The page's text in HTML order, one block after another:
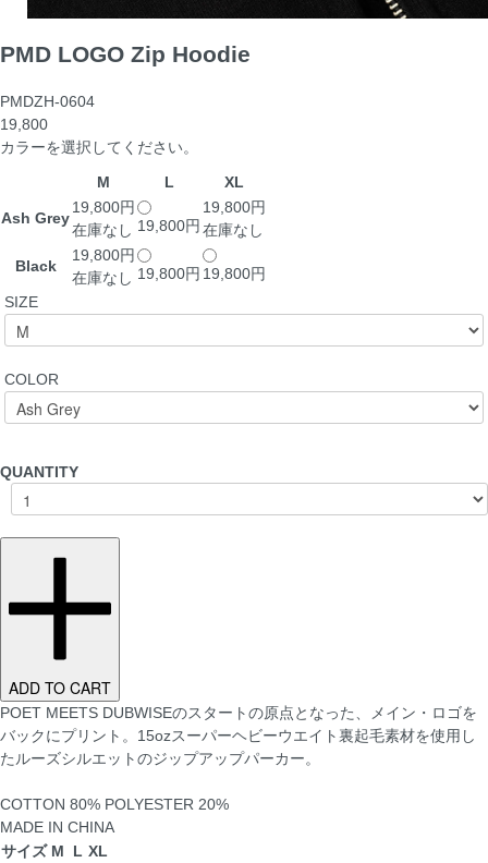
PMD LOGO Zip Hoodie
PMDZH-0604
19,800
カラーを選択してください。
M
L XL
Ash Grey
19,800円
在庫なし 19,800円
19,800円
在庫なし
Black
19,800円
在庫なし 19,800円 19,800円
SIZE
COLOR
QUANTITY
ADD TO CART
POET MEETS DUBWISEのスタートの原点となった、メイン・ロゴを
バックにプリント。15ozスーパーヘビーウエイト裏起毛素材を使用し
たルーズシルエットのジップアップパーカー。
COTTON 80% POLYESTER 20%
MADE IN CHINA
サイズ M L XL